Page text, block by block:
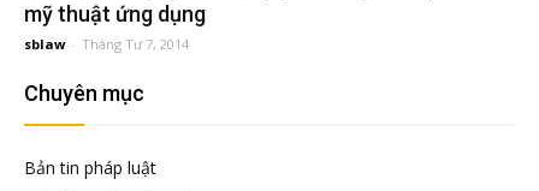
mỹ thuật ứng dụng
sblaw - Tháng Tư 7, 2014
Chuyên mục
Bản tin pháp luật